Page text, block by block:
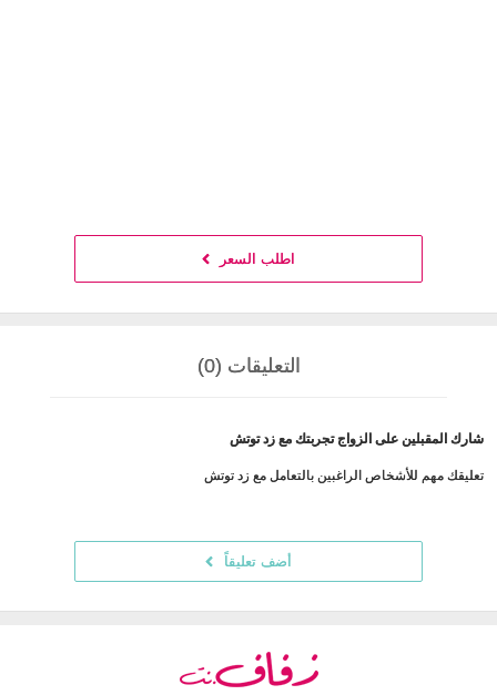
اطلب السعر
التعليقات (0)
شارك المقبلين على الزواج تجربتك مع زد توتش
تعليقك مهم للأشخاص الراغبين بالتعامل مع زد توتش
أضف تعليقاً